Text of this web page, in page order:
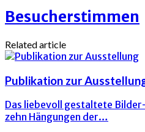
Besucherstimmen
Related article
Publikation zur
Das liebevoll gestaltete
zehn Hängungen der…